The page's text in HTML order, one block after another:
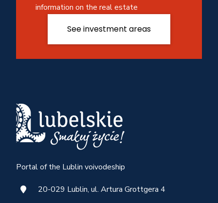
information on the real estate
See investment areas
Portal of the Lublin voivodeship
20-029 Lublin, ul. Artura Grottgera 4